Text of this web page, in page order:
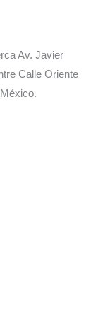
Av. Javier
Calle Oriente